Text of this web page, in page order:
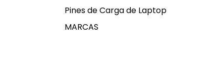
Pines de Carga de Laptop
MARCAS